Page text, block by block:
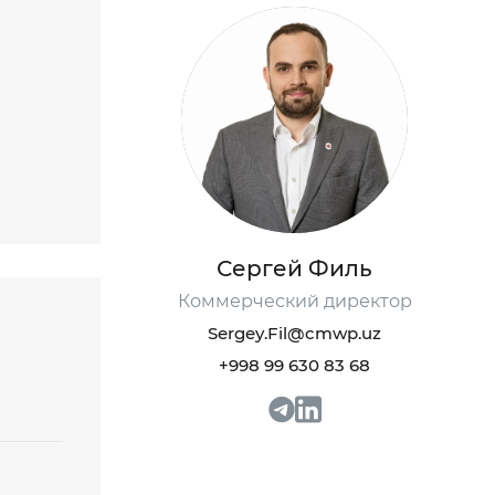
Сергей Филь
Коммерческий директор
Sergey.Fil@cmwp.uz
+998 99 630 83 68